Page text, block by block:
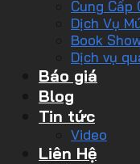
Cung Cấp
Dịch Vụ
Book
Dịch vụ
Báo giá
Blog
Tin tức
Video
Liên Hệ